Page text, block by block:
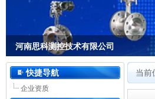
河南思科测控技术有限公司
河南思科测控技术有限公司
快捷导航
企业资质
当前